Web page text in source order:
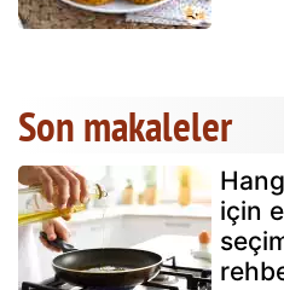
Son makaleler
için